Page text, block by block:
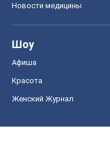
Новости медицины
Шоу
Афиша
Красота
Женский Журнал